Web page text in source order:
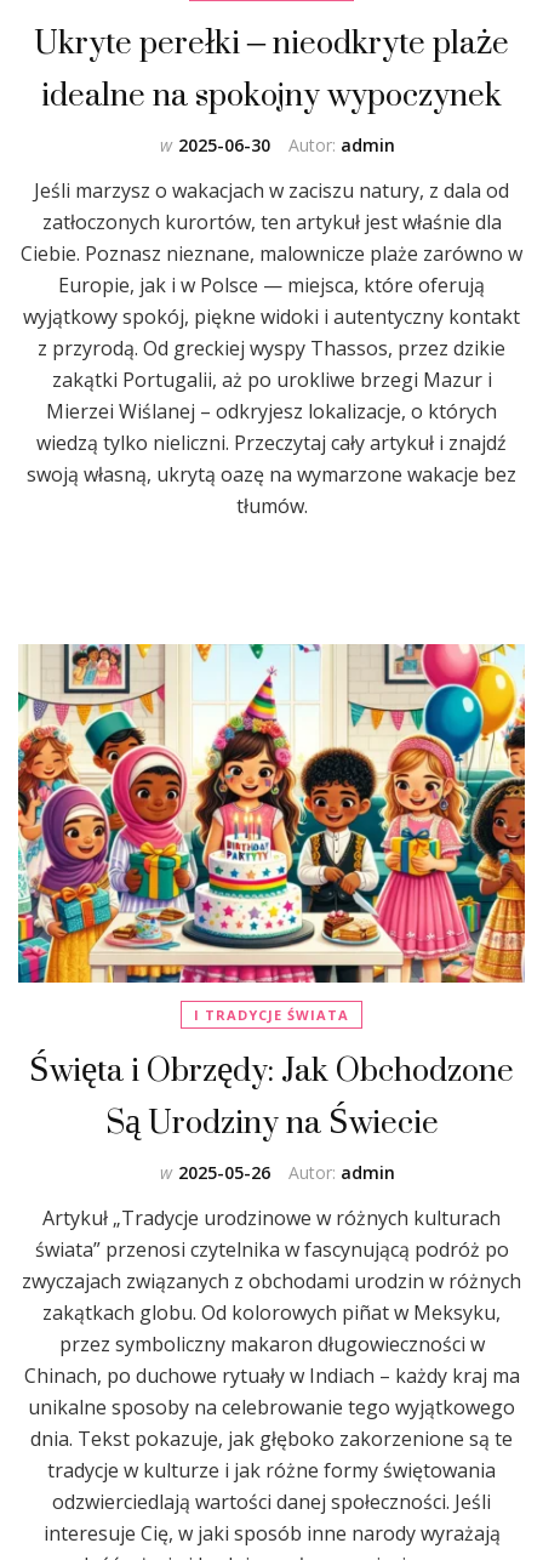
Ukryte perełki – nieodkryte plaże
idealne na spokojny wypoczynek
Autor: admin
w 2025-06-30
Jeśli marzysz o wakacjach w zaciszu natury, z dala od
zatłoczonych kurortów, ten artykuł jest właśnie dla
Ciebie. Poznasz nieznane, malownicze plaże zarówno w
Europie, jak i w Polsce — miejsca, które oferują
wyjątkowy spokój, piękne widoki i autentyczny kontakt
z przyrodą. Od greckiej wyspy Thassos, przez dzikie
zakątki Portugalii, aż po urokliwe brzegi Mazur i
Mierzei Wiślanej – odkryjesz lokalizacje, o których
wiedzą tylko nieliczni. Przeczytaj cały artykuł i znajdź
swoją własną, ukrytą oazę na wymarzone wakacje bez
tłumów.
I TRADYCJE ŚWIATA
Święta i Obrzędy: Jak Obchodzone
Są Urodziny na Świecie
Autor: admin
w 2025-05-26
Artykuł „Tradycje urodzinowe w różnych kulturach
świata” przenosi czytelnika w fascynującą podróż po
zwyczajach związanych z obchodami urodzin w różnych
zakątkach globu. Od kolorowych piñat w Meksyku,
przez symboliczny makaron długowieczności w
Chinach, po duchowe rytuały w Indiach – każdy kraj ma
unikalne sposoby na celebrowanie tego wyjątkowego
dnia. Tekst pokazuje, jak głęboko zakorzenione są te
tradycje w kulturze i jak różne formy świętowania
odzwierciedlają wartości danej społeczności. Jeśli
interesuje Cię, w jaki sposób inne narody wyrażają